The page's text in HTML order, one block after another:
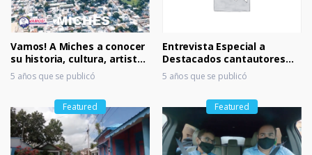
Vamos! A Miches a conocer
su historia, cultura, artistas
y mucho más.
5 años que se publicó
Entrevista Especial a
Destacados cantautores
dominicanos Alicia Baroni y
José Peguero
5 años que se publicó
Featured Featured